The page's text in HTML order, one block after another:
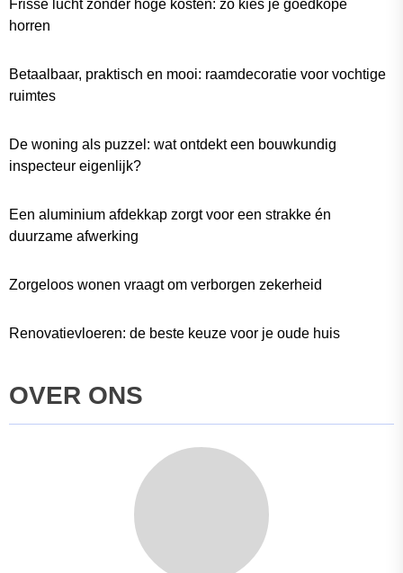
Frisse lucht zonder hoge kosten: zo kies je goedkope
horren
Betaalbaar, praktisch en mooi: raamdecoratie voor vochtige
ruimtes
De woning als puzzel: wat ontdekt een bouwkundig
inspecteur eigenlijk?
Een aluminium afdekkap zorgt voor een strakke én
duurzame afwerking
Zorgeloos wonen vraagt om verborgen zekerheid
Renovatievloeren: de beste keuze voor je oude huis
OVER ONS